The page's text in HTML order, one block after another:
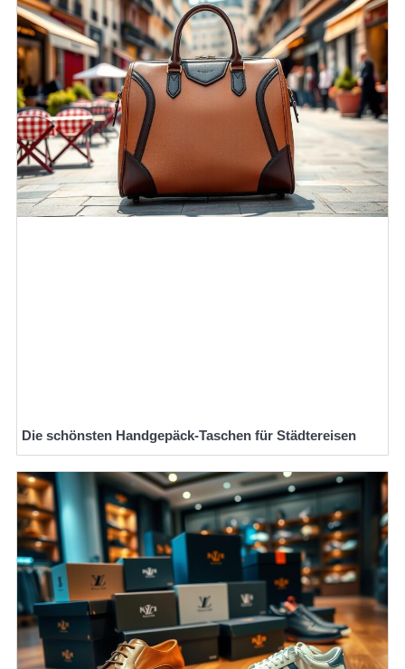
Die schönsten Handgepäck-Taschen für Städtereisen